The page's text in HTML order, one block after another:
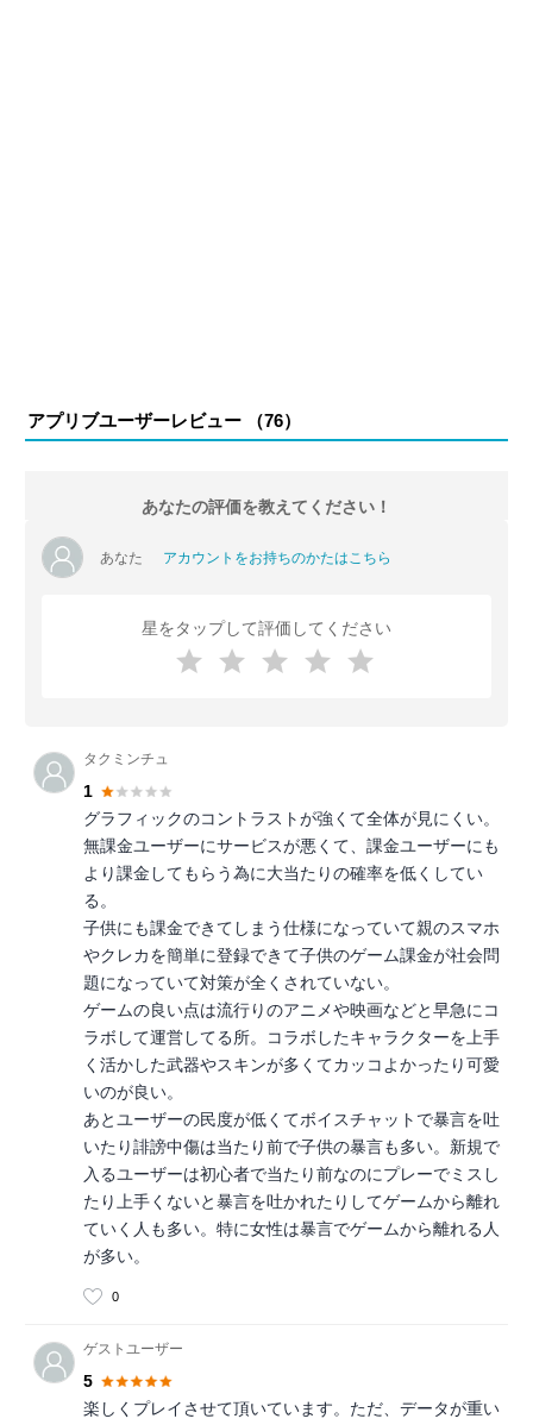
アプリブユーザーレビュー （76）
あなたの評価を教えてください！
あなた アカウントをお持ちのかたはこちら
星をタップして評価してください
タクミンチュ
1
グラフィックのコントラストが強くて全体が見にくい。
無課金ユーザーにサービスが悪くて、課金ユーザーにも
より課金してもらう為に大当たりの確率を低くしてい
る。
子供にも課金できてしまう仕様になっていて親のスマホ
やクレカを簡単に登録できて子供のゲーム課金が社会問
題になっていて対策が全くされていない。
ゲームの良い点は流行りのアニメや映画などと早急にコ
ラボして運営してる所。コラボしたキャラクターを上手
く活かした武器やスキンが多くてカッコよかったり可愛
いのが良い。
あとユーザーの民度が低くてボイスチャットで暴言を吐
いたり誹謗中傷は当たり前で子供の暴言も多い。新規で
入るユーザーは初心者で当たり前なのにプレーでミスし
たり上手くないと暴言を吐かれたりしてゲームから離れ
ていく人も多い。特に女性は暴言でゲームから離れる人
が多い。
0
ゲストユーザー
5
楽しくプレイさせて頂いています。ただ、データが重い